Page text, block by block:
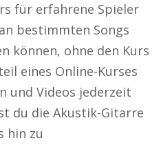
für erfahrene Spieler
bestimmten Songs
können, ohne den Kurs
eines Online-Kurses
und Videos jederzeit
du die Akustik-Gitarre
hin zu